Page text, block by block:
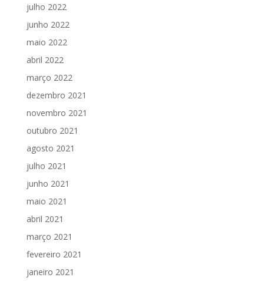
julho 2022
junho 2022
maio 2022
abril 2022
março 2022
dezembro 2021
novembro 2021
outubro 2021
agosto 2021
julho 2021
junho 2021
maio 2021
abril 2021
março 2021
fevereiro 2021
janeiro 2021